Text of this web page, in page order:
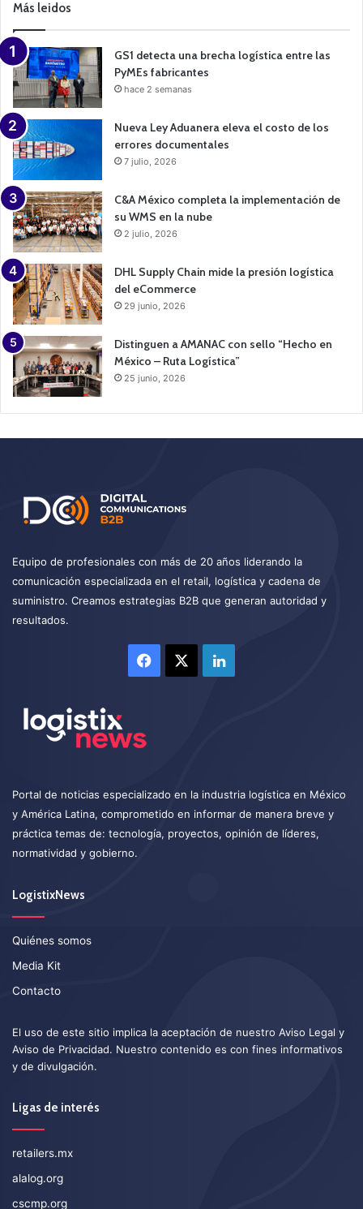
a
n
Más leidos
GS1 detecta una brecha logística entre las
PyMEs fabricantes
hace 2 semanas
Nueva Ley Aduanera eleva el costo de los
errores documentales
7 julio, 2026
C&A México completa la implementación de
su WMS en la nube
2 julio, 2026
DHL Supply Chain mide la presión logística
del eCommerce
29 junio, 2026
Distinguen a AMANAC con sello “Hecho en
México – Ruta Logística”
25 junio, 2026
Equipo de profesionales con más de 20 años liderando la
comunicación especializada en el retail, logística y cadena de
suministro. Creamos estrategias B2B que generan autoridad y
resultados.
Facebook LinkedIn
Portal de noticias especializado en la industria logística en México
y América Latina, comprometido en informar de manera breve y
práctica temas de: tecnología, proyectos, opinión de líderes,
normatividad y gobierno.
LogistixNews
Quiénes somos
Media Kit
Contacto
El uso de este sitio implica la aceptación de nuestro Aviso Legal y
Aviso de Privacidad. Nuestro contenido es con fines informativos
y de divulgación.
Ligas de interés
retailers.mx
alalog.org
cscmp.org